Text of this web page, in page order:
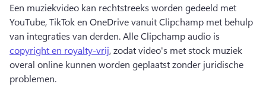
Een muziekvideo kan rechtstreeks worden gedeeld met
YouTube, TikTok en OneDrive vanuit Clipchamp met behulp
van integraties van derden. Alle Clipchamp audio is
copyright en royalty-vrij, zodat video's met stock muziek
overal online kunnen worden geplaatst zonder juridische
problemen.